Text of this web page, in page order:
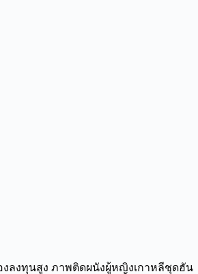
งลงทุนสูง ภาพติดผนังผู้หญิงเกาหลีชุดฮัน